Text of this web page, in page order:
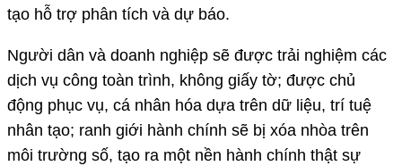
tạo hỗ trợ phân tích và dự báo.
Người dân và doanh nghiệp sẽ được trải nghiệm các
dịch vụ công toàn trình, không giấy tờ; được chủ
động phục vụ, cá nhân hóa dựa trên dữ liệu, trí tuệ
nhân tạo; ranh giới hành chính sẽ bị xóa nhòa trên
môi trường số, tạo ra một nền hành chính thật sự